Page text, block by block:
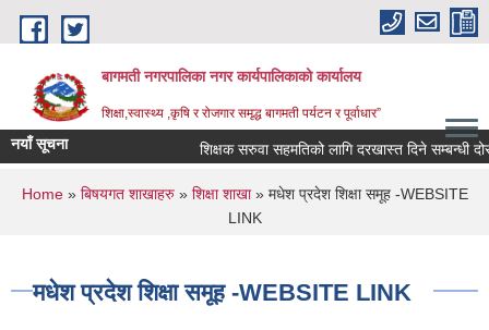
Skip to main content
बागमती नगरपालिका नगर कार्यपालिकाको कार्यालय
शिक्षा,स्वास्थ्य ,कृषि र रोजगार समृद्ध बागमती पर्यटन र पूर्वाधार”
नयाँ सूचना शिक्षक सरुवा सहमतिको लागि दरखास्त दिने
You are here
Home» बिषयगत शाखाहरु» शिक्षा शाखा» मधेश प्रदेश शिक्षा समूह -WEBSITE
LINK
मधेश प्रदेश शिक्षा समूह -WEBSITE LINK